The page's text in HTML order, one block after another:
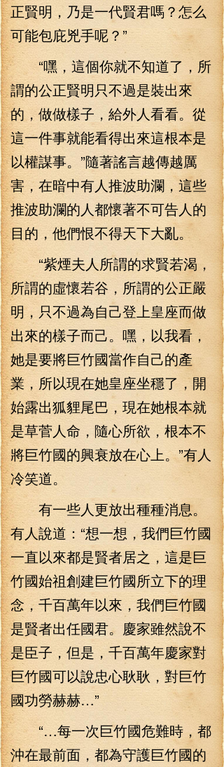
正賢明，乃是一代賢君嗎？怎么
可能包庇兇手呢？”
“嘿，這個你就不知道了，所
謂的公正賢明只不過是裝出來
的，做做樣子，給外人看看。從
這一件事就能看得出來這根本是
以權謀事。”隨著謠言越傳越厲
害，在暗中有人推波助瀾，這些
推波助瀾的人都懷著不可告人的
目的，他們恨不得天下大亂。
“紫煙夫人所謂的求賢若渴，
所謂的虛懷若谷，所謂的公正嚴
明，只不過為自己登上皇座而做
出來的樣子而己。嘿，以我看，
她是要將巨竹國當作自己的產
業，所以現在她皇座坐穩了，開
始露出狐貍尾巴，現在她根本就
是草菅人命，隨心所欲，根本不
將巨竹國的興衰放在心上。”有人
冷笑道。
有一些人更放出種種消息。
有人說道：“想一想，我們巨竹國
一直以來都是賢者居之，這是巨
竹國始祖創建巨竹國所立下的理
念，千百萬年以來，我們巨竹國
是賢者出任國君。慶家雖然說不
是臣子，但是，千百萬年慶家對
巨竹國可以說忠心耿耿，對巨竹
國功勞赫赫…”
“…每一次巨竹國危難時，都
沖在最前面，都為守護巨竹國的